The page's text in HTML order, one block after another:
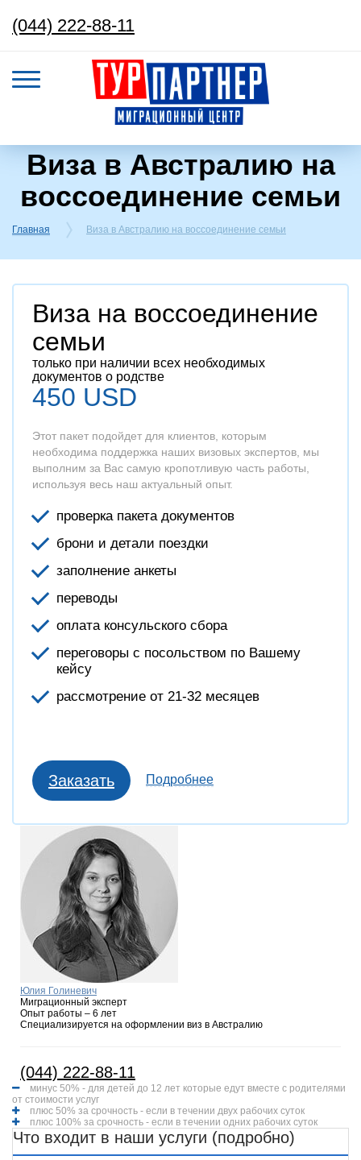
(044) 222-88-11
Виза в Австралию на
воссоединение семьи
Главная Виза в Австралию на воссоединение семьи
Виза на воссоединение
семьи
только при наличии всех необходимых
документов о родстве
450 USD
Этот пакет подойдет для клиентов, которым
необходима поддержка наших визовых экспертов, мы
выполним за Вас самую кропотливую часть работы,
используя весь наш актуальный опыт.
проверка пакета документов
брони и детали поездки
заполнение анкеты
переводы
оплата консульского сбора
переговоры с посольством по Вашему
кейсу
рассмотрение от 21-32 месяцев
Заказать Подробнее
Юлия Голиневич
Миграционный эксперт
Опыт работы – 6 лет
Специализируется на оформлении виз в Австралию
(044) 222-88-11
минус 50% - для детей до 12 лет которые едут вместе с родителями
от стоимости услуг
плюс 50% за срочность - если в течении двух рабочих суток
плюс 100% за срочность - если в течении одних рабочих суток
Что входит в наши услуги (подробно)